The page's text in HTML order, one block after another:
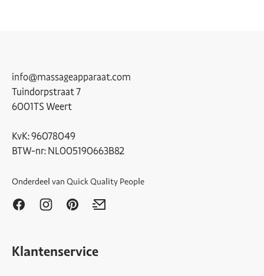
info@massageapparaat.com
Tuindorpstraat 7
6001TS Weert
KvK: 96078049
BTW-nr: NL005190663B82
Onderdeel van Quick Quality People
Klantenservice